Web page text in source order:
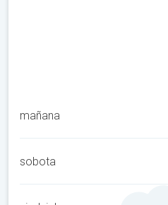
mañana
sobota